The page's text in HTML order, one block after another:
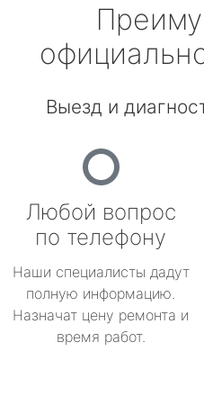
Выезд и
Любой вопрос
по телефону
Наши специалисты дадут
полную информацию.
Назначат цену ремонта и
время работ.